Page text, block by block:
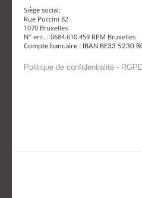
Siège social:
Rue Puccini 82
1070 Bruxelles
N° ent. : 0684.610.459 RPM Bruxelles
Compte bancaire : IBAN BE33 5230
Politique de confidentialité -